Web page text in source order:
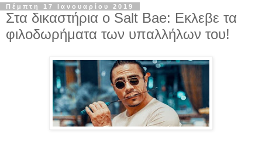
Πέμπτη 17 Ιανουαρίου 2019
Στα δικαστήρια ο Salt Bae: Εκλεβε τα
φιλοδωρήματα των υπαλλήλων του!